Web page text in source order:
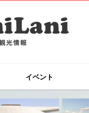
イベント